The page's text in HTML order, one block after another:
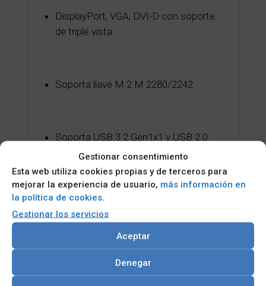
Gestionar consentimiento
Esta web utiliza cookies propias y de terceros para
mejorar la experiencia de usuario, más información en
la política de cookies.
Gestionar los servicios
Aceptar
Denegar
DisplayPort, VGA, DVI-D con soporte
de triple vista
Soporta llave M.2 M 2280/2242
Soporta USB 3.2 Gen1x1 y USB 2.0
Compatible con TPM 2.0 (opcional)
Placa base Micro ATX